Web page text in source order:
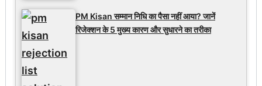
PM Kisan सम्मान निधि का पैसा नहीं आया? जानें
रिजेक्शन के 5 मुख्य कारण और सुधारने का तरीका